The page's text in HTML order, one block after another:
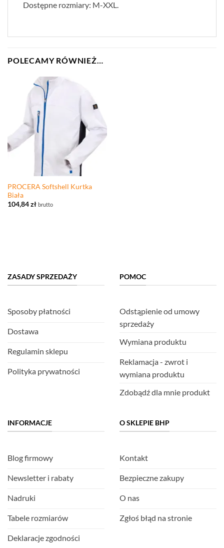
Dostępne rozmiary: M-XXL.
POLECAMY RÓWNIEŻ…
PROCERA Softshell Kurtka
Biała
104,84zł brutto
ZASADY SPRZEDAŻY
Sposoby płatności
Dostawa
Regulamin sklepu
Polityka prywatności
POMOC
Odstąpienie od umowy
sprzedaży
Wymiana produktu
Reklamacja - zwrot i
wymiana produktu
Zdobądź dla mnie produkt
INFORMACJE
Blog firmowy
Newsletter i rabaty
Nadruki
Tabele rozmiarów
Deklaracje zgodności
O SKLEPIE BHP
Kontakt
Bezpieczne zakupy
O nas
Zgłoś błąd na stronie